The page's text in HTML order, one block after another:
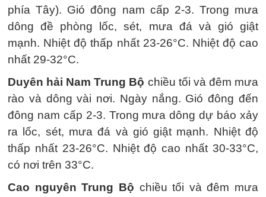
phía Tây). Gió đông nam cấp 2-3. Trong mưa
dông đề phòng lốc, sét, mưa đá và gió giật
mạnh. Nhiệt độ thấp nhất 23-26°C. Nhiệt độ cao
nhất 29-32°C.
Duyên hải Nam Trung Bộ chiều tối và đêm mưa
rào và dông vài nơi. Ngày nắng. Gió đông đến
đông nam cấp 2-3. Trong mưa dông dự báo xảy
ra lốc, sét, mưa đá và gió giật mạnh. Nhiệt độ
thấp nhất 23-26°C. Nhiệt độ cao nhất 30-33°C,
có nơi trên 33°C.
Cao nguyên Trung Bộ chiều tối và đêm mưa